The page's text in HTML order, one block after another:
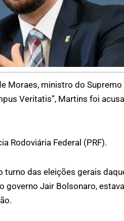
Moraes, ministro do Supremo
Veritatis”, Martins foi
Rodoviária Federal (PRF).
turno das eleições gerais
governo Jair Bolsonaro,